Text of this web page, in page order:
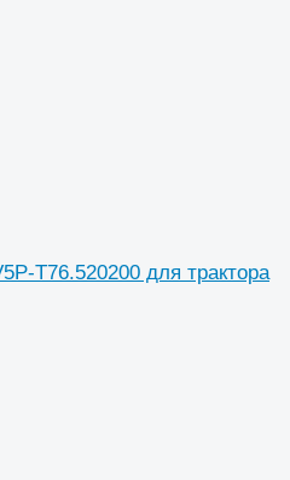
T76.520200 для трактора